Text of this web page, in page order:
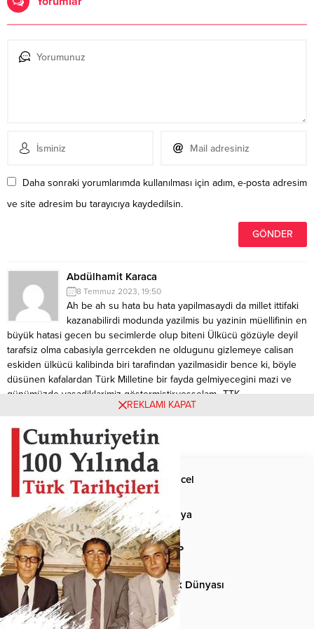
Daha sonraki yorumlarımda kullanılması için adım, e-posta adresim
ve site adresim bu tarayıcıya kaydedilsin.
Abdülhamit Karaca
8 Temmuz 2023, 19:50
Ah be ah su hata bu hata yapilmasaydi da millet ittifaki
kazanabilirdi modunda yazilmis bu yazinin müellifinin en
büyük hatasi gecen bu secimlerde olup biteni Ülkücü gözüyle deyil
tarafsiz olma cabasiyla gerrcekden ne oldugunu gizlemeye calisan
eskiden ülkücü kalibinda biri tarafindan yazilmasidir bence ki, böyle
düsünen kafalardan Türk Milletine bir fayda gelmiyecegini mazi ve
günümüzde yasadiklarimiz göstermistir,vesselam…TTK
Anasayfa Güncel
Siyaset Dünya
Spor MHP
Kültür-Sanat Türk Dünyası
Basından
REKLAMI KAPAT